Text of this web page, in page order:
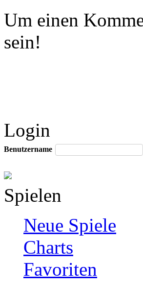
Um einen
sein!
Login
Benutzername
Spielen
Neue Spiele
Charts
Favoriten